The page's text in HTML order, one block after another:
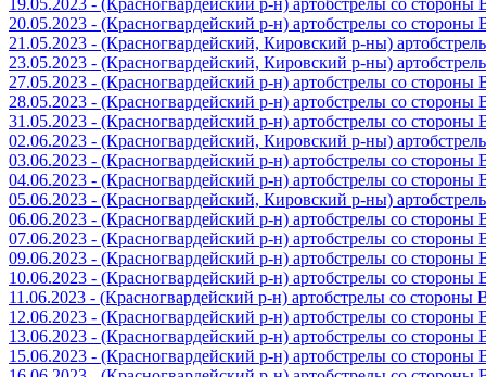
20.05.2023 - (Красногвардейский р-н) артобстрелы со
21.05.2023 - (Красногвардейский, Кировский р-ны)
23.05.2023 - (Красногвардейский, Кировский р-ны)
27.05.2023 - (Красногвардейский р-н) артобстрелы со
28.05.2023 - (Красногвардейский р-н) артобстрелы со
31.05.2023 - (Красногвардейский р-н) артобстрелы со
02.06.2023 - (Красногвардейский, Кировский р-ны)
03.06.2023 - (Красногвардейский р-н) артобстрелы со
04.06.2023 - (Красногвардейский р-н) артобстрелы со
05.06.2023 - (Красногвардейский, Кировский р-ны)
06.06.2023 - (Красногвардейский р-н) артобстрелы со
07.06.2023 - (Красногвардейский р-н) артобстрелы со
09.06.2023 - (Красногвардейский р-н) артобстрелы со
10.06.2023 - (Красногвардейский р-н) артобстрелы со
11.06.2023 - (Красногвардейский р-н) артобстрелы со стороны
12.06.2023 - (Красногвардейский р-н) артобстрелы со
13.06.2023 - (Красногвардейский р-н) артобстрелы со
15.06.2023 - (Красногвардейский р-н) артобстрелы со